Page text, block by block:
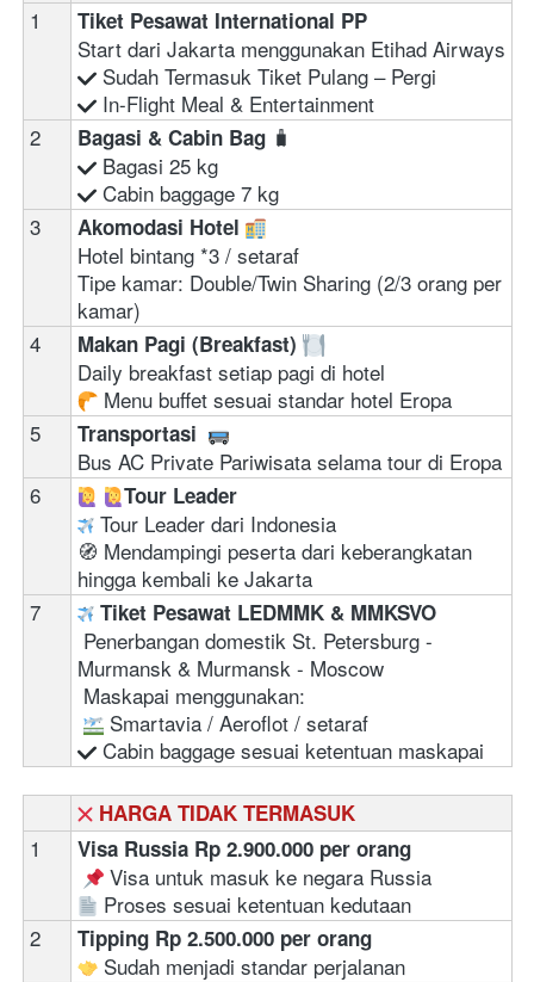
1 Tiket Pesawat International PP
Start dari Jakarta menggunakan Etihad Airways
Sudah Termasuk Tiket Pulang – Pergi
In-Flight Meal & Entertainment
2
Bagasi & Cabin Bag 🧳
Bagasi 25 kg
Cabin baggage 7 kg
3
Akomodasi Hotel
Hotel bintang *3 / setaraf
Tipe kamar: Double/Twin Sharing (2/3 orang per
kamar)
4
Makan Pagi (Breakfast)
Daily breakfast setiap pagi di hotel
Menu buffet sesuai standar hotel Eropa
5
Transportasi
Bus AC Private Pariwisata selama tour di Eropa
6
Tour Leader
Tour Leader dari Indonesia
🧭 Mendampingi peserta dari keberangkatan
hingga kembali ke Jakarta
7
Tiket Pesawat LEDMMK & MMKSVO
Murmansk & Murmansk - Moscow
Cabin baggage sesuai ketentuan maskapai
HARGA TIDAK TERMASUK
1 Visa Russia Rp 2.900.000 per orang
Visa untuk masuk ke negara Russia
Proses sesuai ketentuan kedutaan
2
Tipping Rp 2.500.000 per orang
Sudah menjadi standar perjalanan